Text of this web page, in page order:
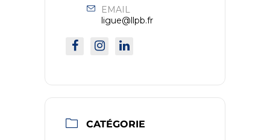
EMAIL
ligue@llpb.fr
CATÉGORIE